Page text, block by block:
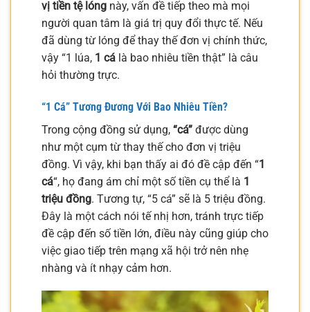
vị tiền tệ lóng này, vấn đề tiếp theo mà mọi
người quan tâm là giá trị quy đổi thực tế. Nếu
đã dùng từ lóng để thay thế đơn vị chính thức,
vậy “1 lúa, 1 cá là bao nhiêu tiền thật” là câu
hỏi thường trực.
“1 Cá” Tương Đương Với Bao Nhiêu Tiền?
Trong cộng đồng sử dụng, “cá” được dùng
như một cụm từ thay thế cho đơn vị triệu
đồng. Vì vậy, khi bạn thấy ai đó đề cập đến “1
cá“, họ đang ám chỉ một số tiền cụ thể là 1
triệu đồng. Tương tự, “5 cá” sẽ là 5 triệu đồng.
Đây là một cách nói tế nhị hơn, tránh trực tiếp
đề cập đến số tiền lớn, điều này cũng giúp cho
việc giao tiếp trên mạng xã hội trở nên nhẹ
nhàng và ít nhạy cảm hơn.